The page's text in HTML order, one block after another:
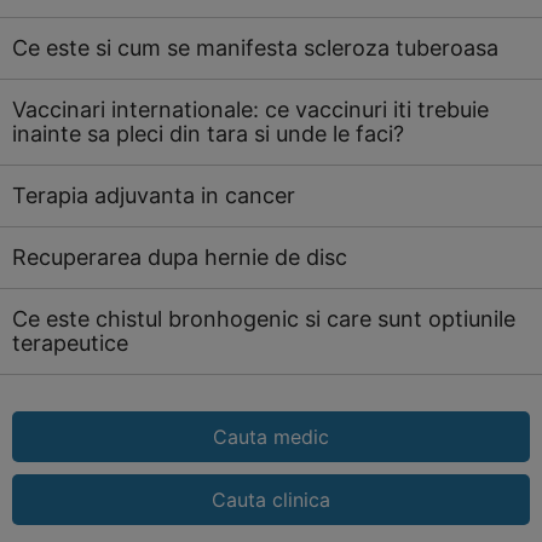
Ce este si cum se manifesta scleroza tuberoasa
Vaccinari internationale: ce vaccinuri iti trebuie
inainte sa pleci din tara si unde le faci?
Terapia adjuvanta in cancer
Recuperarea dupa hernie de disc
Ce este chistul bronhogenic si care sunt optiunile
terapeutice
Cauta medic
Cauta clinica